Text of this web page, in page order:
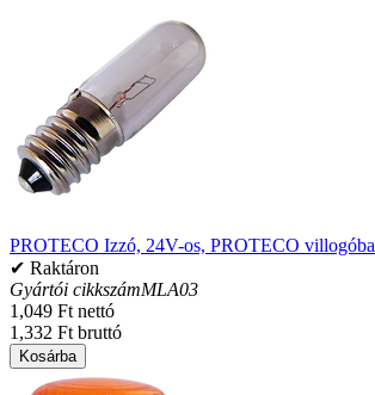
PROTECO Izzó, 24V-os, PROTECO villogóba
✔ Raktáron
Gyártói cikkszámMLA03
1,049 Ft nettó
1,332 Ft bruttó
Kosárba